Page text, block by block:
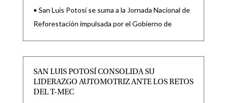
• San Luis Potosí se suma a la Jornada Nacional de
Reforestación impulsada por el Gobierno de
SAN LUIS POTOSÍ CONSOLIDA SU
LIDERAZGO AUTOMOTRIZ ANTE LOS RETOS
DEL T-MEC